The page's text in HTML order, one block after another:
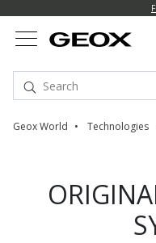
Geox World Technologies